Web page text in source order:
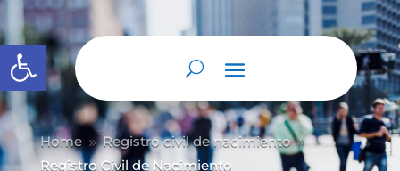
Abrir barra de herramientas
Home 9 Registro civil de nacimiento 9
Registro Civil de Nacimiento